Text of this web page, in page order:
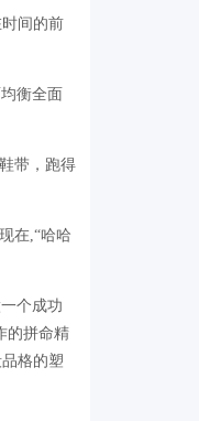
间的前
衡全面
带，跑得
在,“哈哈
个成功
的拼命精
格的塑